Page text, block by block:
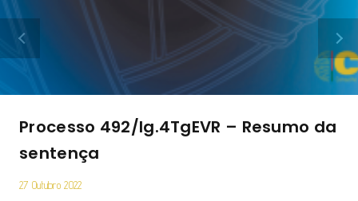
Processo 492/lg.4TgEVR – Resumo da
sentença
27 Outubro 2022